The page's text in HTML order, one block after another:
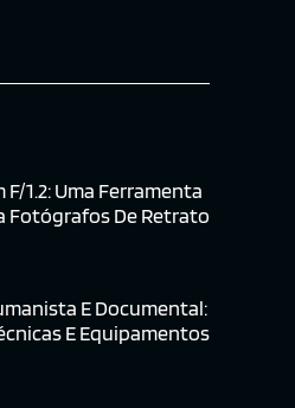
F/1.2: Uma Ferramenta
Fotógrafos De Retrato
E Documental:
E Equipamentos